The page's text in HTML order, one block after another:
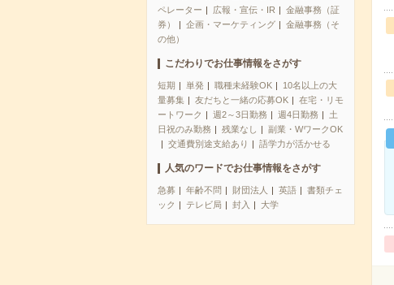
ペレーター
広報・宣伝・IR
金融事務（証
券）
企画・マーケティング
金融事務（そ
の他）
こだわりでお仕事情報をさがす
短期 単発 職種未経験OK
10名以上の大
量募集
友だちと一緒の応募OK
在宅・リモ
ートワーク
週2～3日勤務 週4日勤務
土
日祝のみ勤務
残業なし
副業・WワークOK
交通費別途支給あり
語学力が活かせる
人気のワードでお仕事情報をさがす
急募 年齢不問 財団法人 英語
書類チェ
ック
テレビ局 封入 大学